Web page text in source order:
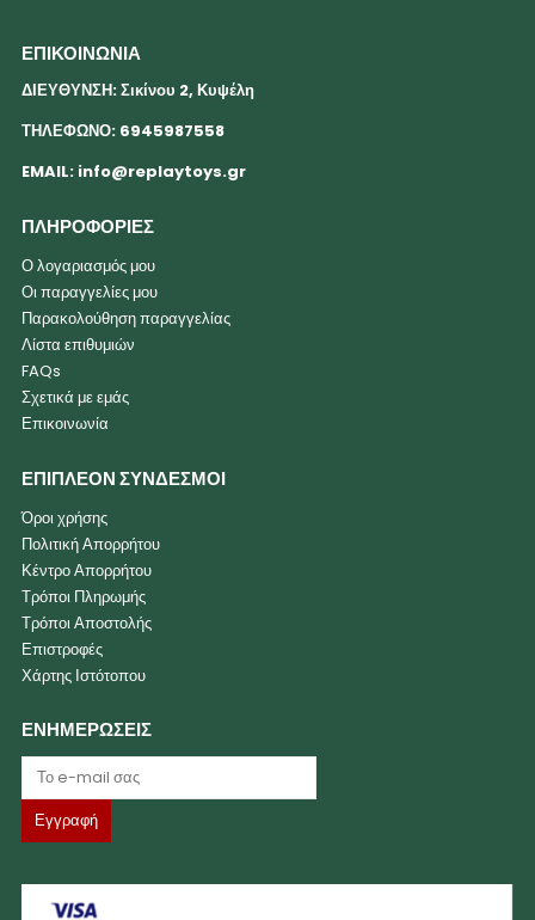
ΕΠΙΚΟΙΝΩΝΙΑ
ΔΙΕΥΘΥΝΣΗ: Σικίνου 2, Κυψέλη
ΤΗΛΕΦΩΝΟ: 6945987558
EMAIL: info@replaytoys.gr
ΠΛΗΡΟΦΟΡΙΕΣ
Ο λογαριασμός μου
Οι παραγγελίες μου
Παρακολούθηση παραγγελίας
Λίστα επιθυμιών
FAQs
Σχετικά με εμάς
Επικοινωνία
ΕΠΙΠΛΕΟΝ ΣΥΝΔΕΣΜΟΙ
Όροι χρήσης
Πολιτική Απορρήτου
Κέντρο Απορρήτου
Τρόποι Πληρωμής
Τρόποι Αποστολής
Επιστροφές
Χάρτης Ιστότοπου
ΕΝΗΜΕΡΩΣΕΙΣ